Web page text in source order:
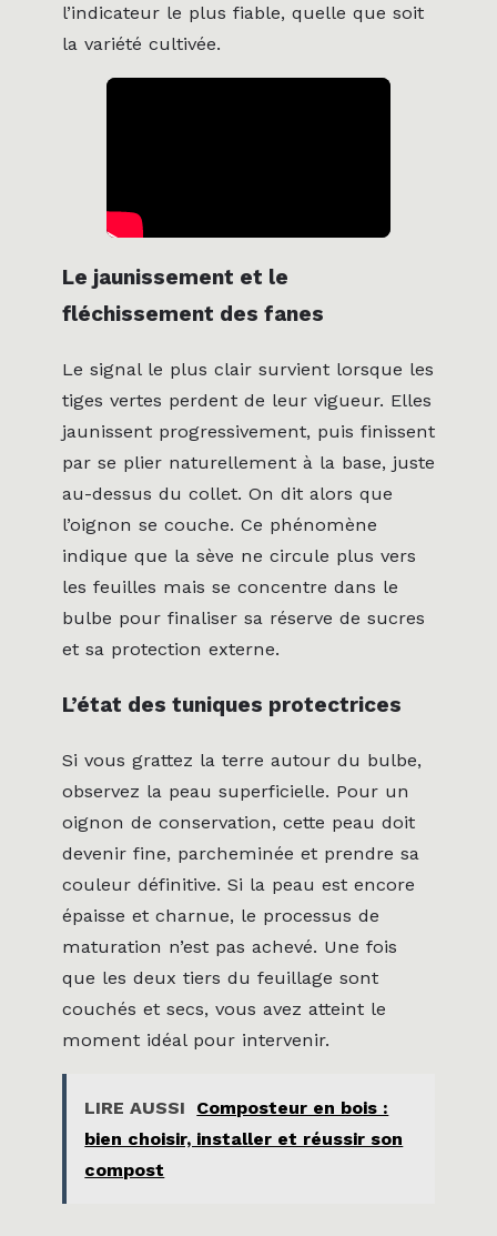
l’indicateur le plus fiable, quelle que soit
la variété cultivée.
Le jaunissement et le
fléchissement des fanes
Le signal le plus clair survient lorsque les
tiges vertes perdent de leur vigueur. Elles
jaunissent progressivement, puis finissent
par se plier naturellement à la base, juste
au-dessus du collet. On dit alors que
l’oignon se couche. Ce phénomène
indique que la sève ne circule plus vers
les feuilles mais se concentre dans le
bulbe pour finaliser sa réserve de sucres
et sa protection externe.
L’état des tuniques protectrices
Si vous grattez la terre autour du bulbe,
observez la peau superficielle. Pour un
oignon de conservation, cette peau doit
devenir fine, parcheminée et prendre sa
couleur définitive. Si la peau est encore
épaisse et charnue, le processus de
maturation n’est pas achevé. Une fois
que les deux tiers du feuillage sont
couchés et secs, vous avez atteint le
moment idéal pour intervenir.
LIRE AUSSI
Composteur en bois :
bien choisir, installer et réussir son
compost